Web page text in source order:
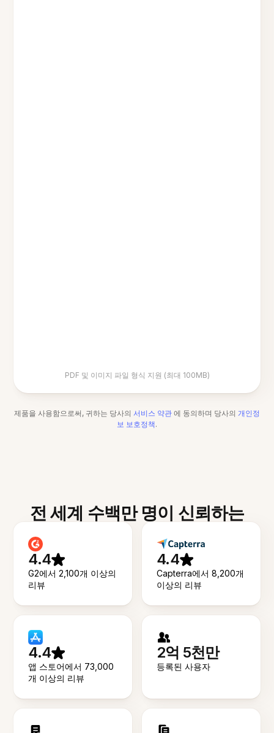
PDF 및 이미지 파일 형식 지원 (최대 100MB)
제품을 사용함으로써, 귀하는 당사의 서비스 약관 에 동의하며 당사의 개인정
보 보호정책.
전 세계 수백만 명이 신뢰하는
4.4
G2에서 2,100개 이상의
리뷰
4.4
Capterra에서 8,200개
이상의 리뷰
4.4
앱 스토어에서 73,000
개 이상의 리뷰
2억 5천만
등록된 사용자